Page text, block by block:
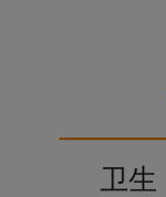
卫生